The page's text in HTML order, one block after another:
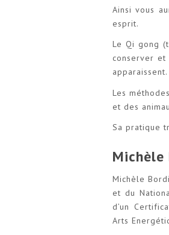
Ainsi vous
esprit.
Le Qi gong
conserver
apparaissent.
Les
et des
Sa pratique
Michèle
Michèle
et du
d’un
Arts